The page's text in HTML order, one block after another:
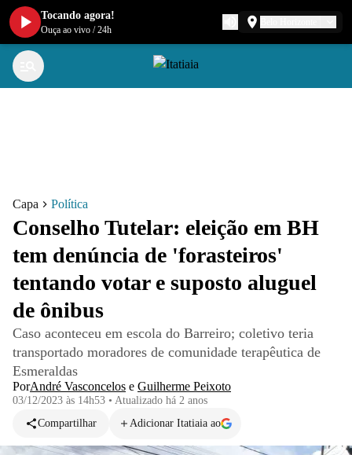
Capa Política
Conselho Tutelar: eleição em BH
tem denúncia de 'forasteiros'
tentando votar e suposto aluguel
de ônibus
Caso aconteceu em escola do Barreiro; coletivo teria
transportado moradores de comunidade terapêutica de
Esmeraldas
PorAndré Vasconcelos e Guilherme Peixoto
03/12/2023 às 14h53 • Atualizado há 2 anos
Compartilhar
Adicionar Itatiaia ao
Tocando agora!
Ouça ao vivo /24h